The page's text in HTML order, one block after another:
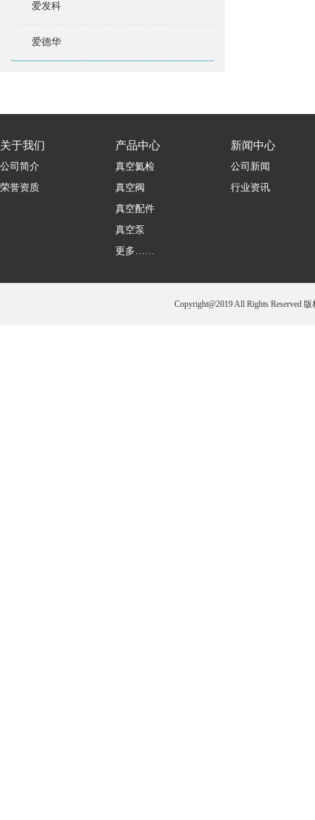
爱发科
爱德华
关于我们
公司简介
荣誉资质
产品中心
真空氦检
真空阀
真空配件
真空泵
更多……
新闻中心
公司新闻
行业资讯
Copyright@2019 All Rights Reserved